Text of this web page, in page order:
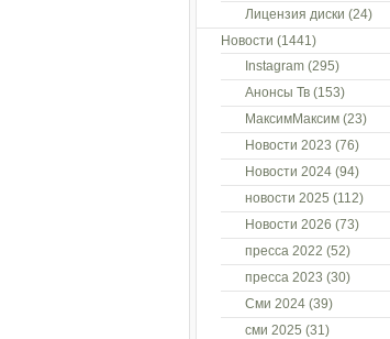
Лицензия диски (24)
Новости (1441)
Instagram(295)
Анонсы Тв(153)
МаксимМаксим(23)
Новости 2023 (76)
Новости 2024(94)
новости 2025 (112)
Новости 2026 (73)
пресса 2022 (52)
пресса 2023 (30)
Сми 2024(39)
сми 2025 (31)